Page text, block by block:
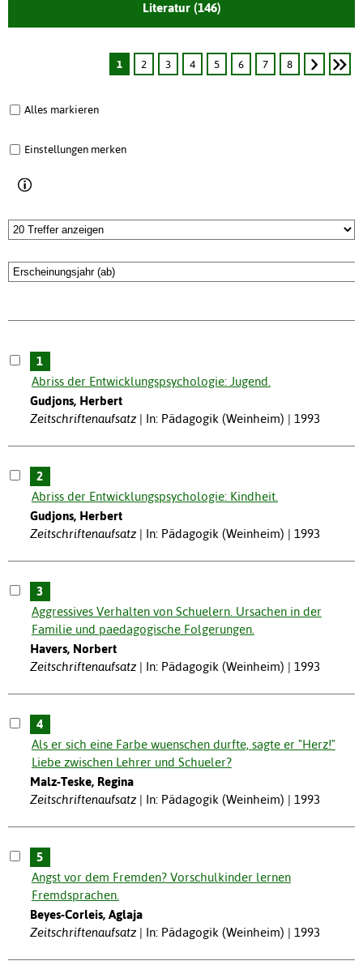
Literatur (146)
1 2 3 4 5 6 7 8
Alles markieren
Einstellungen merken
1
Abriss der Entwicklungspsychologie: Jugend.
Gudjons, Herbert
Zeitschriftenaufsatz
In: Pädagogik (Weinheim) | 1993
2
Abriss der Entwicklungspsychologie: Kindheit.
Gudjons, Herbert
Zeitschriftenaufsatz
In: Pädagogik (Weinheim) | 1993
3
Aggressives Verhalten von Schuelern. Ursachen in der
Familie und paedagogische Folgerungen.
Havers, Norbert
Zeitschriftenaufsatz
In: Pädagogik (Weinheim) | 1993
4
Als er sich eine Farbe wuenschen durfte, sagte er "Herz!"
Liebe zwischen Lehrer und Schueler?
Malz-Teske, Regina
Zeitschriftenaufsatz
In: Pädagogik (Weinheim) | 1993
5
Angst vor dem Fremden? Vorschulkinder lernen
Fremdsprachen.
Beyes-Corleis, Aglaja
Zeitschriftenaufsatz
In: Pädagogik (Weinheim) | 1993